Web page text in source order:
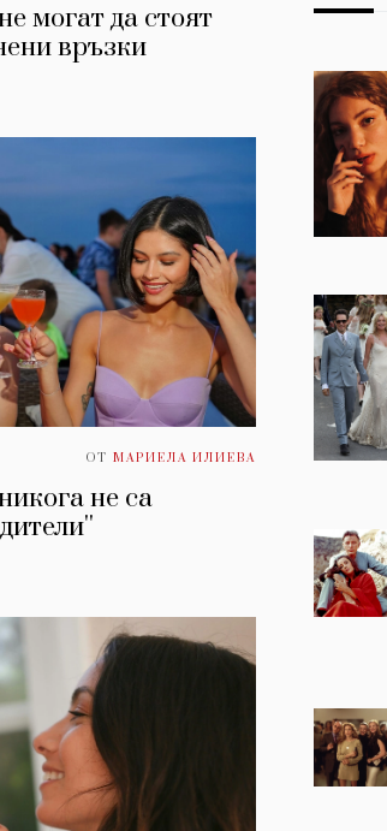
могат да стоят
връзки
ОТ МАРИЕЛА ИЛИЕВА
не са